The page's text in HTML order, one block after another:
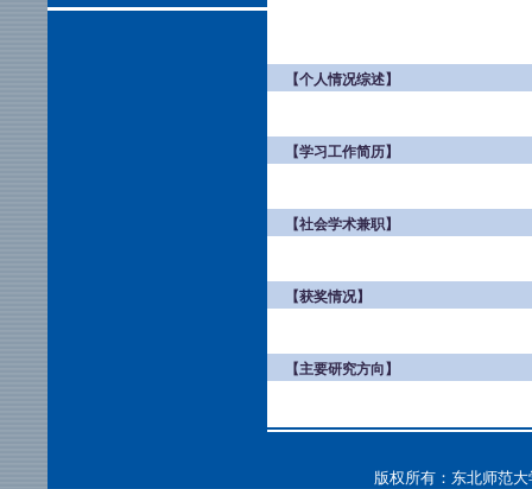
【个人情况综述】
【学习工作简历】
【社会学术兼职】
【获奖情况】
【主要研究方向】
版权所有：东北师范